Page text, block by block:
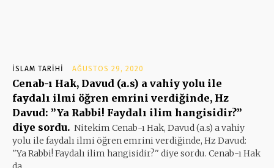
İSLAM TARIHI AĞUSTOS 29, 2020
Cenab-ı Hak, Davud (a.s) a vahiy yolu ile
faydalı ilmi öğren emrini verdiğinde, Hz
Davud: ”Ya Rabbi! Faydalı ilim hangisidir?”
diye sordu. Nitekim Cenab-ı Hak, Davud (a.s) a vahiy
yolu ile faydalı ilmi öğren emrini verdiğinde, Hz Davud:
''Ya Rabbi! Faydalı ilim hangisidir?'' diye sordu. Cenab-ı Hak